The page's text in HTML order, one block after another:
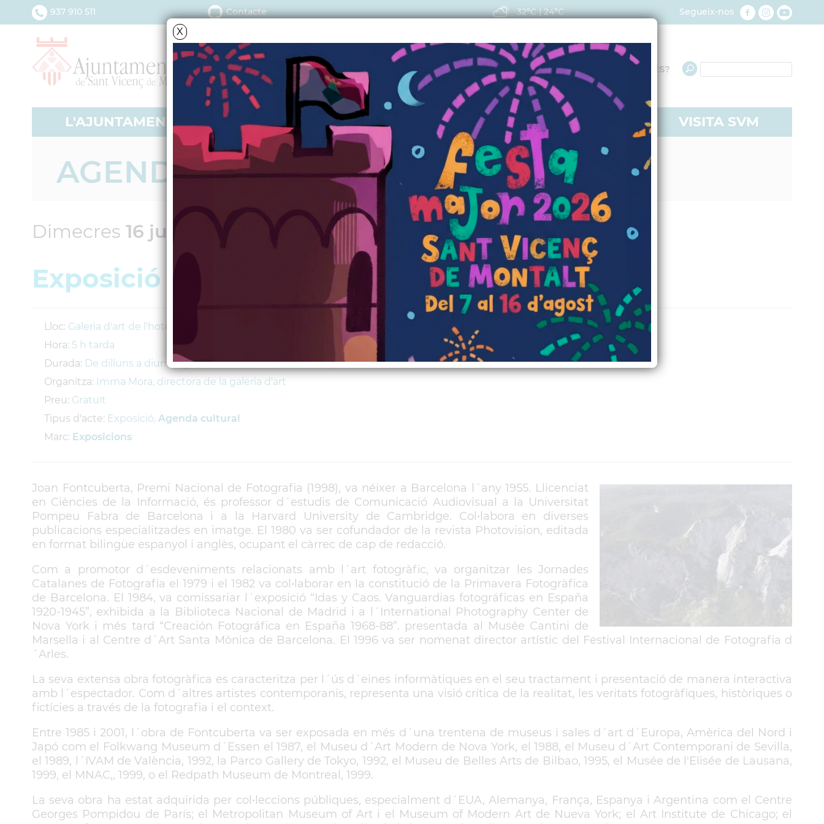
X
L'AJUNTAMENT SERVEIS ACTUALITAT VIURE A SVM VISITA SVM
QUÈ NECESSITES?
937 910 511 Contacte 32ºC|24ºC Segueix-nos
AGENDA
Dimecres 16 juliol 2008
Exposició del fotògraf Joan Fontcuberta
Lloc: Galeria d'art de l'hotel rural "Can Mora de Dalt" (Raval de Font Mitjana, 3)
Hora: 5 h tarda
Durada: De dilluns a diumenge, de 5 de la tarda a 9 del vespre
Organitza: Imma Mora, directora de la galeria d'art
Preu: Gratuït
Tipus d'acte: Exposició, Agenda cultural
Marc: Exposicions
Joan Fontcuberta, Premi Nacional de Fotografia (1998), va néixer a Barcelona l´any 1955. Llicenciat
en Ciències de la Informació, és professor d´estudis de Comunicació Audiovisual a la Universitat
Pompeu Fabra de Barcelona i a la Harvard University de Cambridge. Col•labora en diverses
publicacions especialitzades en imatge. El 1980 va ser cofundador de la revista Photovision, editada
en format bilingüe espanyol i anglès, ocupant el càrrec de cap de redacció.
Com a promotor d´esdeveniments relacionats amb l´art fotogràfic, va organitzar les Jornades
Catalanes de Fotografia el 1979 i el 1982 va col•laborar en la constitució de la Primavera Fotogràfica
de Barcelona. El 1984, va comissariar l´exposició “Idas y Caos. Vanguardias fotográficas en España
1920-1945”, exhibida a la Biblioteca Nacional de Madrid i a l´International Photography Center de
Nova York i més tard “Creación Fotográfica en España 1968-88”. presentada al Musée Cantini de
Marsella i al Centre d´Art Santa Mònica de Barcelona. El 1996 va ser nomenat director artístic del Festival Internacional de Fotografia d
´Arles.
La seva extensa obra fotogràfica es caracteritza per l´ús d´eines informàtiques en el seu tractament i presentació de manera interactiva
amb l´espectador. Com d´altres artistes contemporanis, representa una visió crítica de la realitat, les veritats fotogràfiques, històriques o
fictícies a través de la fotografia i el context.
Entre 1985 i 2001, l´obra de Fontcuberta va ser exposada en més d´una trentena de museus i sales d´art d´Europa, Amèrica del Nord i
Japó com el Folkwang Museum d´Essen el 1987, el Museu d´Art Modern de Nova York, el 1988, el Museu d´Art Contemporani de Sevilla,
el 1989, l´IVAM de València, 1992, la Parco Gallery de Tokyo, 1992, el Museu de Belles Arts de Bilbao, 1995, el Musée de l'Elisée de Lausana,
1999, el MNAC,, 1999, o el Redpath Museum de Montreal, 1999.
La seva obra ha estat adquirida per col•leccions públiques, especialment d´EUA, Alemanya, França, Espanya i Argentina com el Centre
Georges Pompidou de París; el Metropolitan Museum of Art i el Museum of Modern Art de Nueva York; el Art Institute de Chicago; el